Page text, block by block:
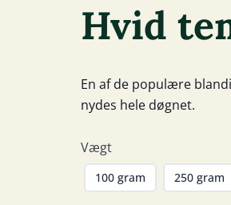
Hvid
En af de populære
nydes hele døgnet.
Vægt
100 gram 250 gram